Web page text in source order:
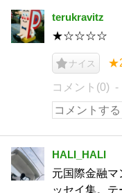
terukravitz
★☆☆☆☆
ナイス
コメント(0)
HALI_HALI
元国際金融
ッセイ集。テ